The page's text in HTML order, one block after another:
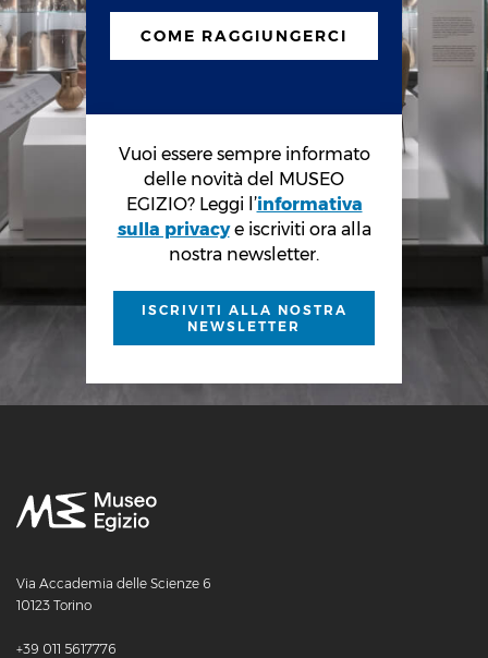
COME RAGGIUNGERCI
Vuoi essere sempre informato
delle novità del MUSEO
EGIZIO? Leggi l’informativa
sulla privacy e iscriviti ora alla
nostra newsletter.
ISCRIVITI ALLA NOSTRA
NEWSLETTER
Via Accademia delle Scienze 6
10123 Torino
+39 011 5617776